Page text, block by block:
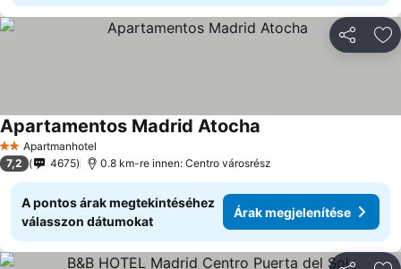
2 Kategória
Apartmanhotel
Apartamentos Madrid Atocha
7,2 4675 0.8 km-re innen: Centro városrész
A pontos árak megtekintéséhez
válasszon dátumokat
Árak megjelenítése